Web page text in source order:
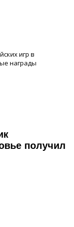
игр в
награды
получил